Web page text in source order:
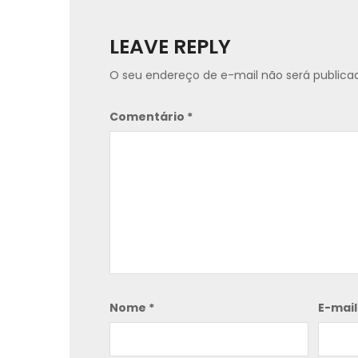
LEAVE REPLY
O seu endereço de e-mail não será
Comentário *
Nome * E-mail